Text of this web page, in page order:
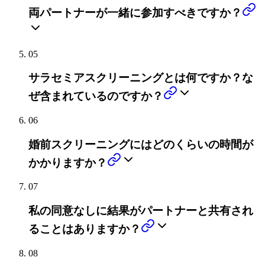
両パートナーが一緒に参加すべきですか？
05
サラセミアスクリーニングとは何ですか？な
ぜ含まれているのですか？
06
婚前スクリーニングにはどのくらいの時間が
かかりますか？
07
私の同意なしに結果がパートナーと共有され
ることはありますか？
08